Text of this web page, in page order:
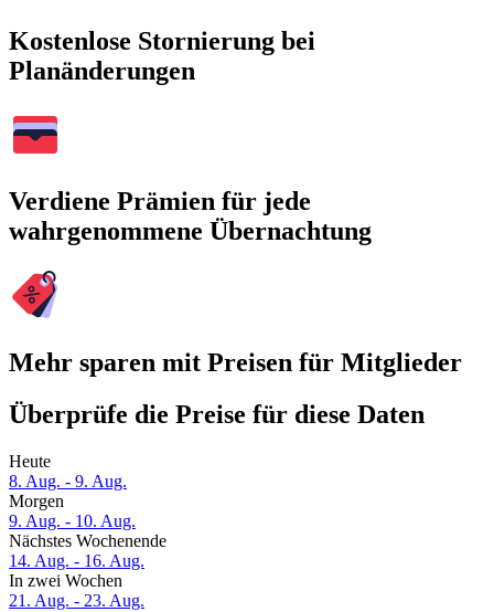
Kostenlose Stornierung bei
Planänderungen
Verdiene Prämien für jede
wahrgenommene Übernachtung
Mehr sparen mit Preisen für Mitglieder
Überprüfe die Preise für diese Daten
Heute
8. Aug. - 9. Aug.
Morgen
9. Aug. - 10. Aug.
Nächstes Wochenende
14. Aug. - 16. Aug.
In zwei Wochen
21. Aug. - 23. Aug.